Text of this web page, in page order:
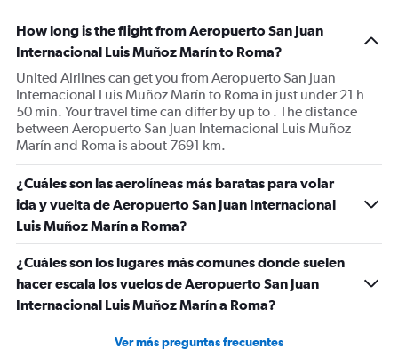
How long is the flight from Aeropuerto San Juan
Internacional Luis Muñoz Marín to Roma?
United Airlines can get you from Aeropuerto San Juan
Internacional Luis Muñoz Marín to Roma in just under 21 h
50 min. Your travel time can differ by up to . The distance
between Aeropuerto San Juan Internacional Luis Muñoz
Marín and Roma is about 7691 km.
¿Cuáles son las aerolíneas más baratas para volar
ida y vuelta de Aeropuerto San Juan Internacional
Luis Muñoz Marín a Roma?
¿Cuáles son los lugares más comunes donde suelen
hacer escala los vuelos de Aeropuerto San Juan
Internacional Luis Muñoz Marín a Roma?
Ver más preguntas frecuentes